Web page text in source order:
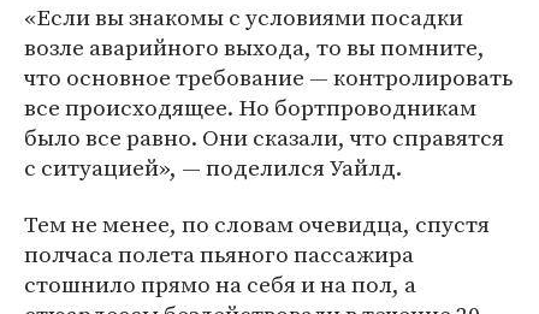
«Если вы знакомы с условиями посадки
возле аварийного выхода, то вы помните,
что основное требование — контролировать
все происходящее. Но бортпроводникам
было все равно. Они сказали, что справятся
с ситуацией», — поделился Уайлд.
Тем не менее, по словам очевидца, спустя
полчаса полета пьяного пассажира
стошнило прямо на себя и на пол, а